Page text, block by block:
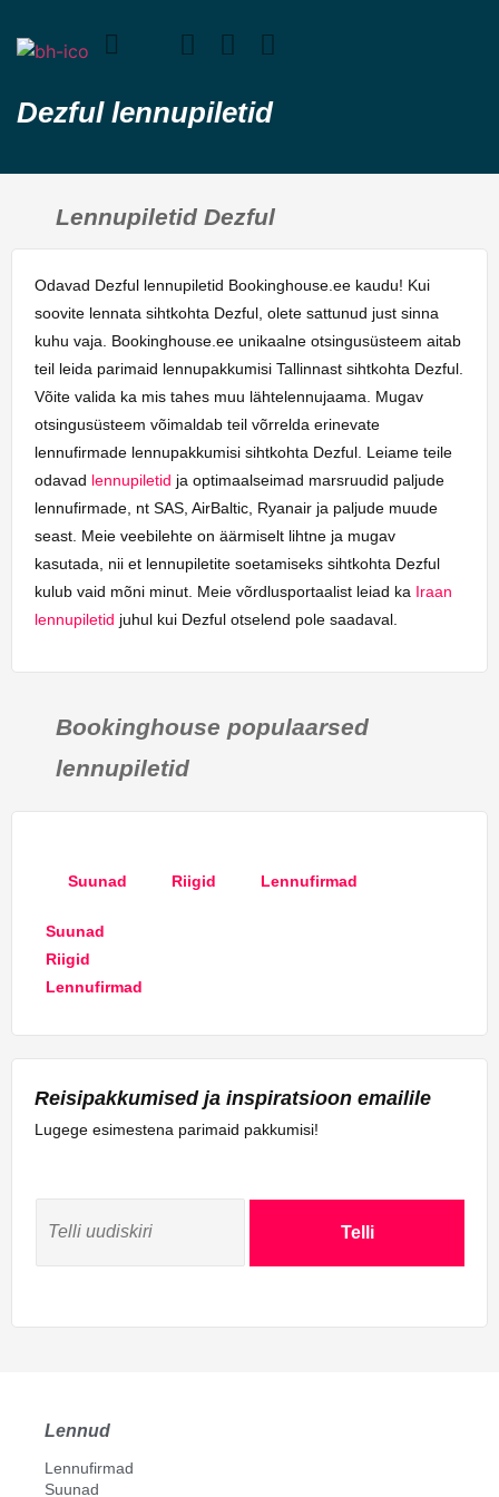
Dezful lennupiletid
Lennupiletid Dezful
Odavad Dezful lennupiletid Bookinghouse.ee kaudu! Kui
soovite lennata sihtkohta Dezful, olete sattunud just sinna
kuhu vaja. Bookinghouse.ee unikaalne otsingusüsteem aitab
teil leida parimaid lennupakkumisi Tallinnast sihtkohta Dezful.
Võite valida ka mis tahes muu lähtelennujaama. Mugav
otsingusüsteem võimaldab teil võrrelda erinevate
lennufirmade lennupakkumisi sihtkohta Dezful. Leiame teile
odavad lennupiletid ja optimaalseimad marsruudid paljude
lennufirmade, nt SAS, AirBaltic, Ryanair ja paljude muude
seast. Meie veebilehte on äärmiselt lihtne ja mugav
kasutada, nii et lennupiletite soetamiseks sihtkohta Dezful
kulub vaid mõni minut. Meie võrdlusportaalist leiad ka Iraan
lennupiletid juhul kui Dezful otselend pole saadaval.
Bookinghouse populaarsed
lennupiletid
Suunad Riigid Lennufirmad
Suunad
Riigid
Lennufirmad
Reisipakkumised ja inspiratsioon emailile
Lugege esimestena parimaid pakkumisi!
Telli
Lennud
Lennufirmad
Suunad